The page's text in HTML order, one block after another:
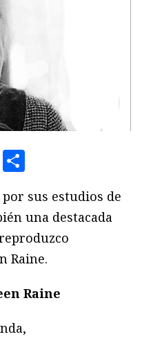
Email
sus estudios de
una destacada
Raine.
Raine